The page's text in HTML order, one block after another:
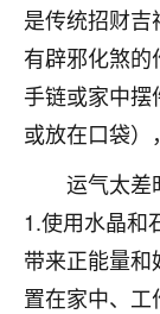
是传统招财
有辟邪化煞的
手链或家中摆
或放在口袋）
运气太差
1.使用水晶和
带来正能量
置在家中、
12小时前
心心相印
我身体不
问题，反
题，后来
之后，心
果问题。
了，老师
鹿森
：